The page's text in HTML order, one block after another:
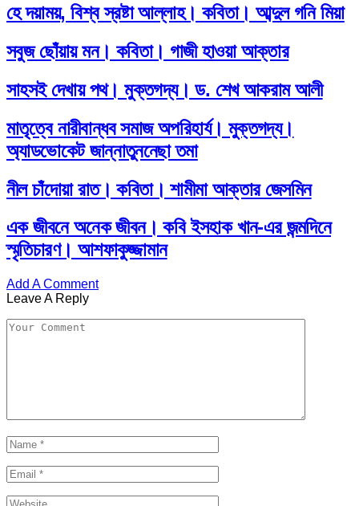
হে দয়াময়, বিশ্ব স্রষ্টা আল্লাহ। কবিতা। আব্দুল গনি মিয়া
সবুজ ছোঁয়ায় মন। কবিতা। গাজী হাওয়া আক্তার
সাহসই দেখায় পথ। মুক্তগদ্য। ড. শেখ আকরাম আলী
মাতৃত্বে নারীবান্ধব সমাজ অপরিহার্য। মুক্তগদ্য।
অ্যাডভোকেট জান্নাতুননেছা তমা
নীল চাঁদোয়া রাত। কবিতা। শামীমা আক্তার জেসমিন
এক জীবনে অনেক জীবন। কবি ইসহাক খান-এর জন্মদিনে
স্মৃতিচারণ। আশফাকুজ্জামান
Add A Comment
Leave A Reply